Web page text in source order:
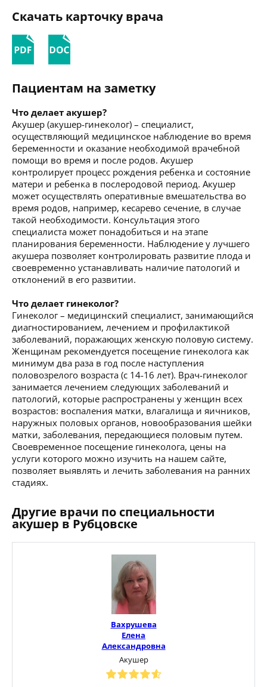
Скачать карточку врача
Пациентам на заметку
Что делает акушер?
Акушер (акушер-гинеколог) – специалист,
осуществляющий медицинское наблюдение во время
беременности и оказание необходимой врачебной
помощи во время и после родов. Акушер
контролирует процесс рождения ребенка и состояние
матери и ребенка в послеродовой период. Акушер
может осуществлять оперативные вмешательства во
время родов, например, кесарево сечение, в случае
такой необходимости. Консультация этого
специалиста может понадобиться и на этапе
планирования беременности. Наблюдение у лучшего
акушера позволяет контролировать развитие плода и
своевременно устанавливать наличие патологий и
отклонений в его развитии.
Что делает гинеколог?
Гинеколог – медицинский специалист, занимающийся
диагностированием, лечением и профилактикой
заболеваний, поражающих женскую половую систему.
Женщинам рекомендуется посещение гинеколога как
минимум два раза в год после наступления
половозрелого возраста (с 14-16 лет). Врач-гинеколог
занимается лечением следующих заболеваний и
патологий, которые распространены у женщин всех
возрастов: воспаления матки, влагалища и яичников,
наружных половых органов, новообразования шейки
матки, заболевания, передающиеся половым путем.
Своевременное посещение гинеколога, цены на
услуги которого можно изучить на нашем сайте,
позволяет выявлять и лечить заболевания на ранних
стадиях.
Другие врачи по специальности
акушер в Рубцовске
Вахрушева
Елена
Александровна
Акушер